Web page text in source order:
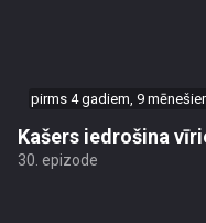
pirms 4 gadiem, 9
Kašers iedrošina
30. epizode